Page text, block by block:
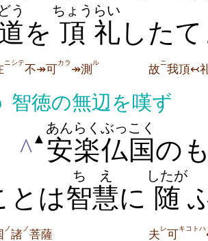
どう
を 頂
ちょう
礼
らい
した
ニシテ不↠可カラ↠測 ル 故 ニ我頂↢
智徳の無辺を嘆ず
^▲ 安楽
あんらく
仏国
ぶっこく
の
とは智慧
ちえ
に 随
したが
ノ諸 ノ菩薩 夫レ可キコトハ